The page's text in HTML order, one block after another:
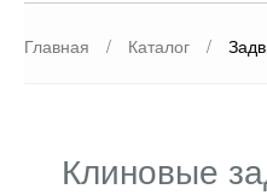
Главная / Каталог /
Клиновые